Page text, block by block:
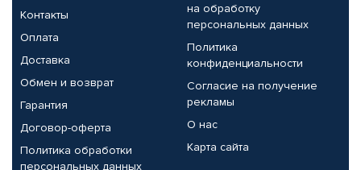
Контакты
Оплата
Доставка
Обмен и возврат
Гарантия
Договор-оферта
Политика обработки
персональных данных
на обработку
персональных данных
Политика
конфиденциальности
Согласие на получение
рекламы
О нас
Карта сайта